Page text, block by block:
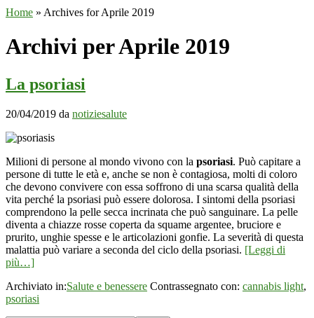
Home » Archives for Aprile 2019
Archivi per Aprile 2019
La psoriasi
20/04/2019 da notiziesalute
Milioni di persone al mondo vivono con la psoriasi. Può capitare a
persone di tutte le età e, anche se non è contagiosa, molti di coloro
che devono convivere con essa soffrono di una scarsa qualità della
vita perché la psoriasi può essere dolorosa. I sintomi della psoriasi
comprendono la pelle secca incrinata che può sanguinare. La pelle
diventa a chiazze rosse coperta da squame argentee, bruciore e
prurito, unghie spesse e le articolazioni gonfie. La severità di questa
malattia può variare a seconda del ciclo della psoriasi. [Leggi di
più…]
Archiviato in:Salute e benessere Contrassegnato con: cannabis light,
psoriasi